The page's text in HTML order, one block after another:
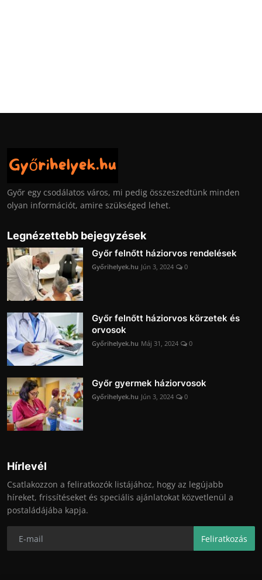
Győr egy csodálatos város, mi pedig összeszedtünk minden
olyan információt, amire szükséged lehet.
Legnézettebb bejegyzések
Győr felnőtt háziorvos rendelések
Győrihelyek.hu Jún 3, 2024 0
Győr felnőtt háziorvos körzetek és
orvosok
Győrihelyek.hu Máj 31, 2024 0
Győr gyermek háziorvosok
Győrihelyek.hu Jún 3, 2024 0
Hírlevél
Csatlakozzon a feliratkozók listájához, hogy az legújabb
híreket, frissítéseket és speciális ajánlatokat közvetlenül a
postaládájába kapja.
Feliratkozás